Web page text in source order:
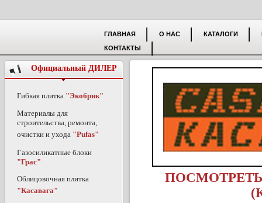
ГЛАВНАЯ О НАС КАТАЛОГИ
КОНТАКТЫ
Официальный ДИЛЕР
Гибкая плитка "Экобрик"
Материалы для
строительства, ремонта,
очистки и ухода "Pufas"
Газосиликатные блоки
"Грас"
Облицовочная плитка
"Касавага"
ПОСМОТРЕТЬ